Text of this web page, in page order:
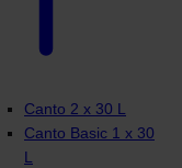
Canto 2 x 30 L
Canto Basic 1 x 30
L